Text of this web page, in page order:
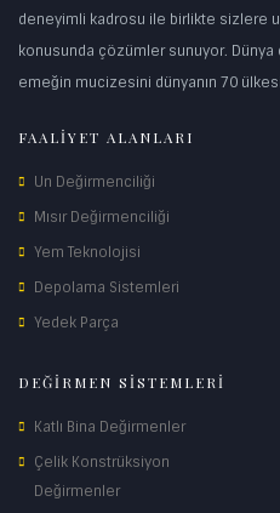
deneyimli kadrosu ile birlikte sizlere
konusunda çözümler sunuyor. Dünya
emeğin mucizesini dünyanın 70
FAALİYET ALANLARI
Un Değirmenciliği
Mısır Değirmenciliği
Yem Teknolojisi
Depolama Sistemleri
Yedek Parça
DEĞİRMEN SİSTEMLERİ
Katlı Bina Değirmenler
Çelik Konstrüksiyon
Değirmenler